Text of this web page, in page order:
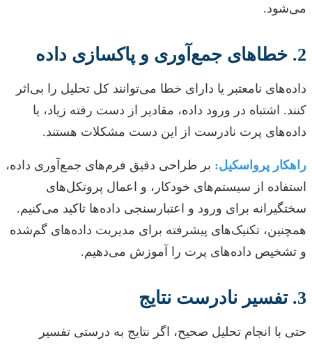
می‌شود.
2. خطاهای جمع‌آوری و پاکسازی داده
داده‌های نامعتبر یا دارای خطا می‌توانند کل تحلیل را بی‌اثر
کنند. اشتباه در ورود داده، مقادیر از دست رفته زیاد، یا
داده‌های پرت نادرست از این دست مشکلات هستند.
راهکار پرواسکیل: بر طراحی دقیق فرم‌های جمع‌آوری داده،
استفاده از سیستم‌های خودکار، و اعمال پروتکل‌های
سختگیرانه برای ورود و اعتبارسنجی داده‌ها تاکید می‌کنیم.
همچنین، تکنیک‌های پیشرفته برای مدیریت داده‌های گم‌شده
و تشخیص داده‌های پرت را آموزش می‌دهیم.
3. تفسیر نادرست نتایج
حتی با انجام تحلیل صحیح، اگر نتایج به درستی تفسیر